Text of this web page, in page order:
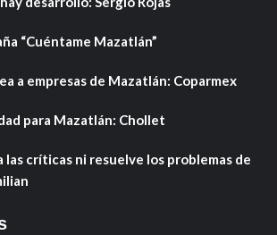
“Cuéntame Mazatlán”
a empresas de Mazatlán: Coparmex
para Mazatlán: Chollet
críticas ni resuelve los problemas de